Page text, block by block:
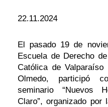
22.11.2024
El pasado 19 de
Escuela de Derecho
Católica de Valparaíso
Olmedo, participó
seminario “Nuevos
Claro”, organizado por